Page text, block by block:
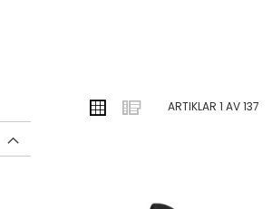
VISA
SOM
RutnätListvy
ARTIKLAR 1 AV137